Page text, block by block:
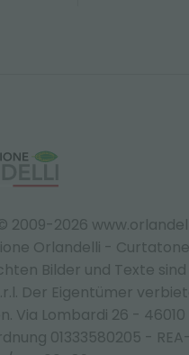
2009-2026
Orlandelli -
Bilder und Texte
Der Eigentümer
Via Lombardi 26 -
01333580205 -